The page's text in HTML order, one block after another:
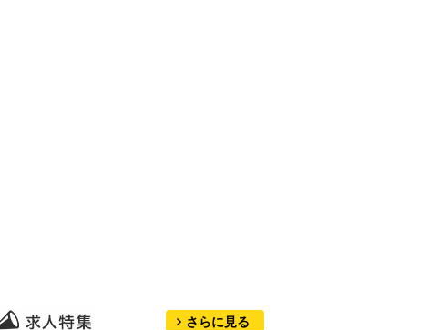
さらに見る